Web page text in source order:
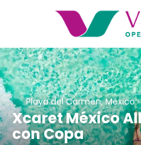
Playa del Carmen, México
Xcaret México
con Copa